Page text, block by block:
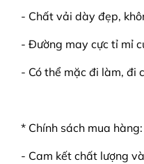
- Chất vải dày đẹp,
- Đường may cực tỉ mỉ
- Có thể mặc đi làm, đi
* Chính sách mua hàng:
- Cam kết chất lượng